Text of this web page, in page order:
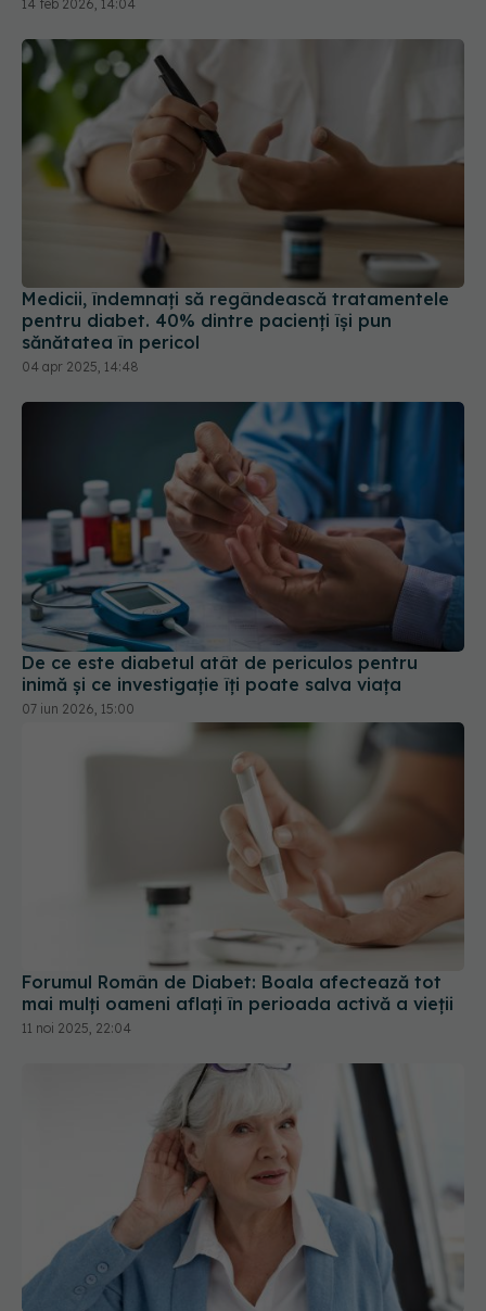
14 feb 2026, 14:04
Medicii, îndemnați să regândească tratamentele
pentru diabet. 40% dintre pacienți își pun
sănătatea în pericol
04 apr 2025, 14:48
De ce este diabetul atât de periculos pentru
inimă și ce investigație îți poate salva viața
07 iun 2026, 15:00
Forumul Român de Diabet: Boala afectează tot
mai mulţi oameni aflaţi în perioada activă a vieţii
11 noi 2025, 22:04